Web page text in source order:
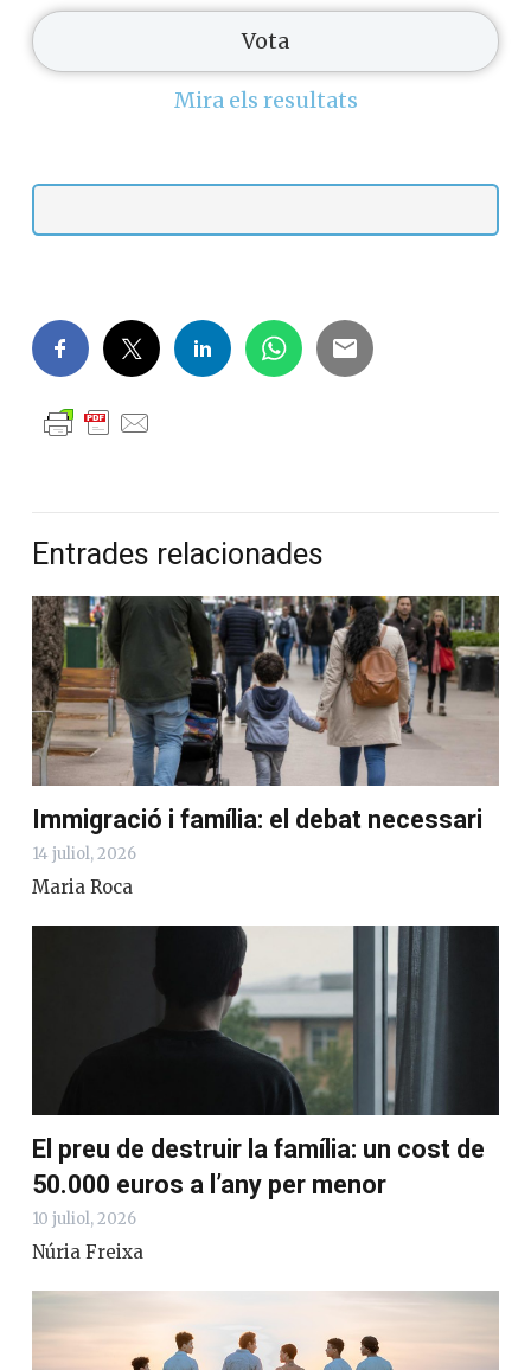
Mira els resultats
Entrades relacionades
Immigració i família: el debat necessari
14 juliol, 2026
Maria Roca
El preu de destruir la família: un cost de
50.000 euros a l’any per menor
10 juliol, 2026
Núria Freixa